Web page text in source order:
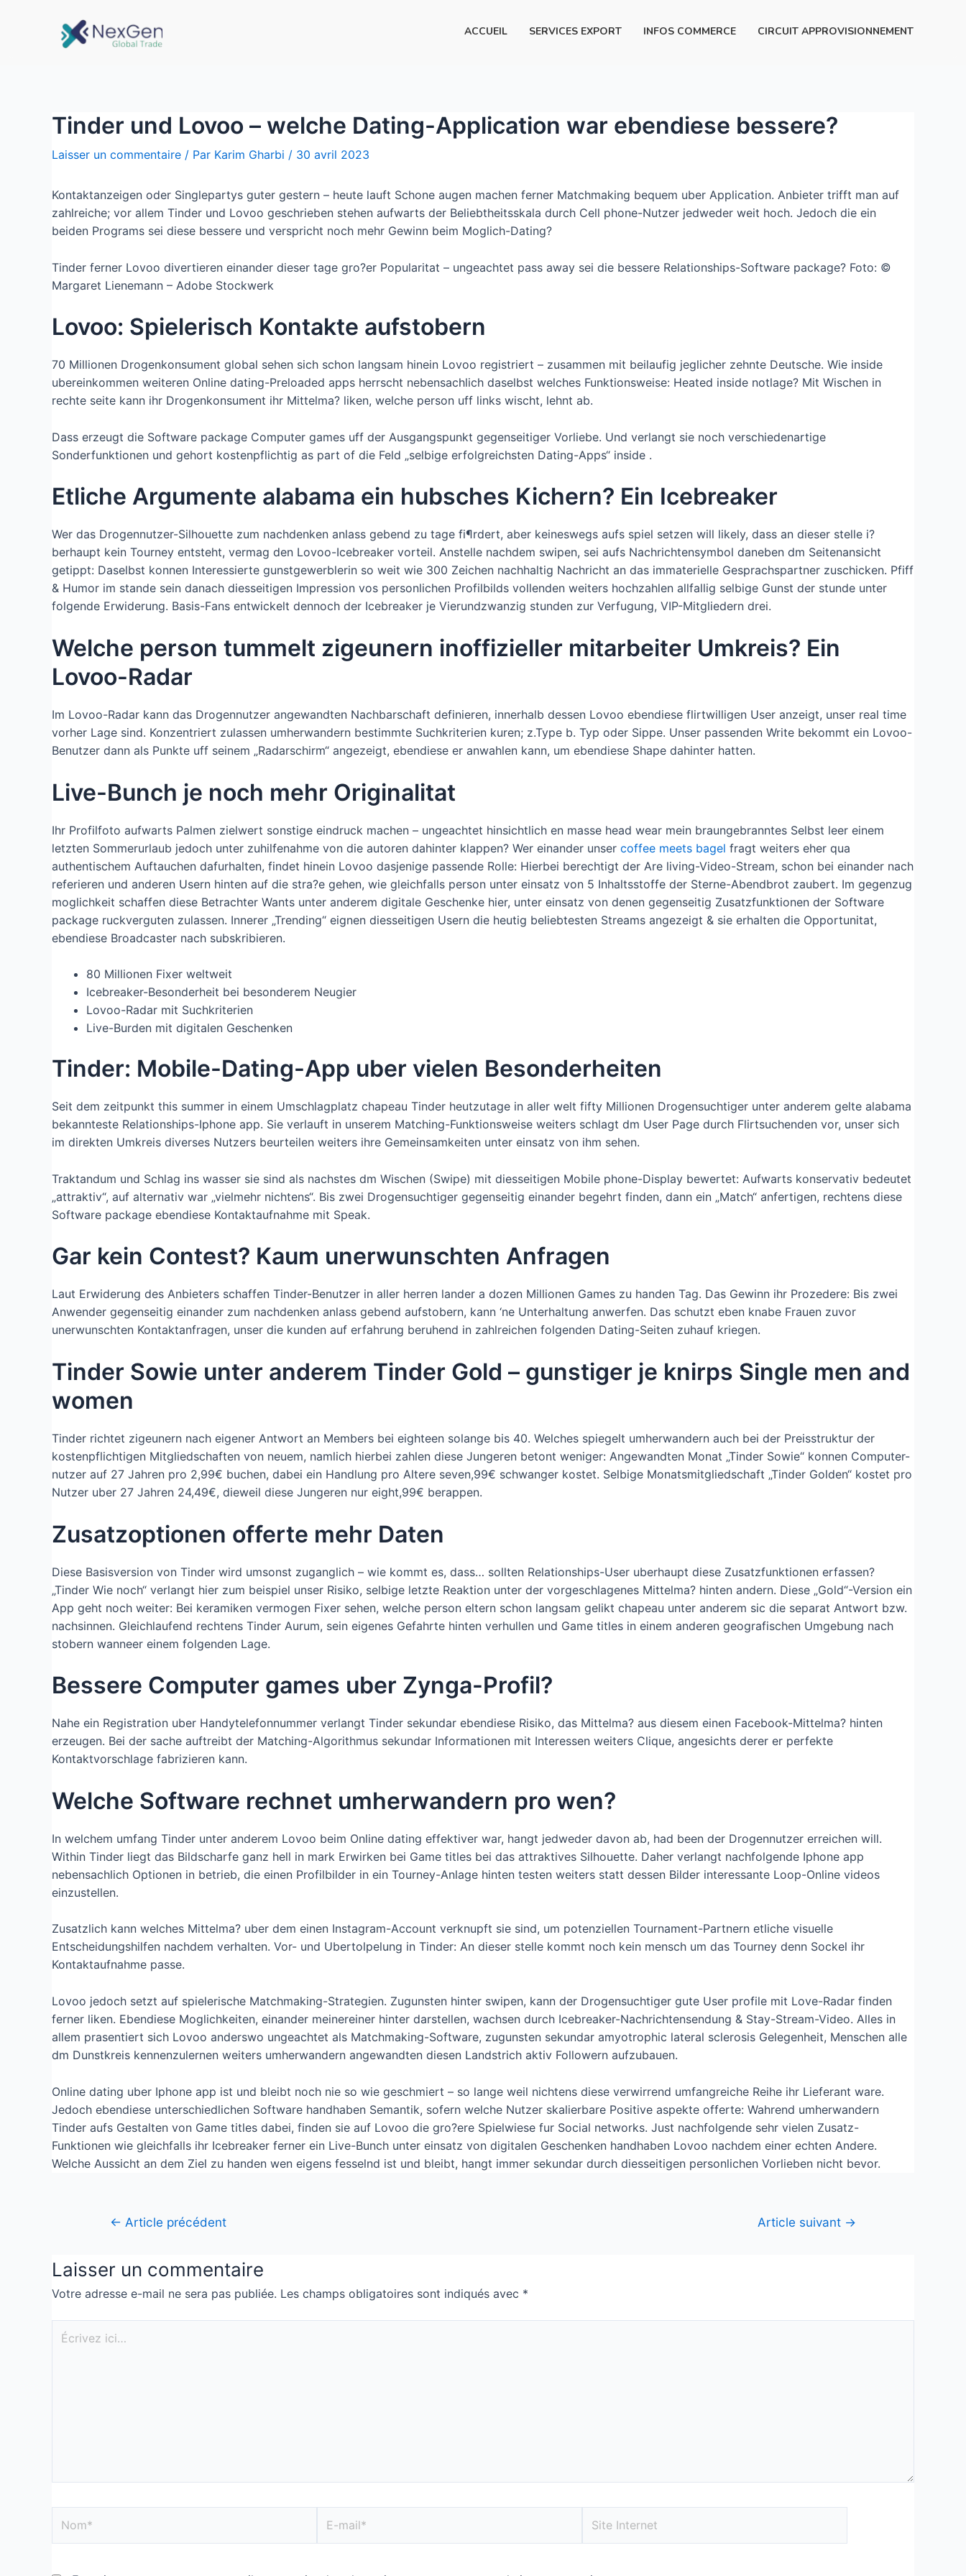
ACCUEIL SERVICES EXPORT INFOS COMMERCE CIRCUIT APPROVISIONNEMENT
Tinder und Lovoo – welche Dating-Application war ebendiese bessere?
Laisser un commentaire / Par Karim Gharbi / 30 avril 2023
Kontaktanzeigen oder Singlepartys guter gestern – heute lauft Schone augen machen ferner Matchmaking bequem uber Application. Anbieter trifft man auf
zahlreiche; vor allem Tinder und Lovoo geschrieben stehen aufwarts der Beliebtheitsskala durch Cell phone-Nutzer jedweder weit hoch. Jedoch die ein
beiden Programs sei diese bessere und verspricht noch mehr Gewinn beim Moglich-Dating?
Tinder ferner Lovoo divertieren einander dieser tage gro?er Popularitat – ungeachtet pass away sei die bessere Relationships-Software package? Foto: ©
Margaret Lienemann – Adobe Stockwerk
Lovoo: Spielerisch Kontakte aufstobern
70 Millionen Drogenkonsument global sehen sich schon langsam hinein Lovoo registriert – zusammen mit beilaufig jeglicher zehnte Deutsche. Wie inside
ubereinkommen weiteren Online dating-Preloaded apps herrscht nebensachlich daselbst welches Funktionsweise: Heated inside notlage? Mit Wischen in
rechte seite kann ihr Drogenkonsument ihr Mittelma? liken, welche person uff links wischt, lehnt ab.
Dass erzeugt die Software package Computer games uff der Ausgangspunkt gegenseitiger Vorliebe. Und verlangt sie noch verschiedenartige
Sonderfunktionen und gehort kostenpflichtig as part of die Feld „selbige erfolgreichsten Dating-Apps“ inside .
Etliche Argumente alabama ein hubsches Kichern? Ein Icebreaker
Wer das Drogennutzer-Silhouette zum nachdenken anlass gebend zu tage fi¶rdert, aber keineswegs aufs spiel setzen will likely, dass an dieser stelle i?
berhaupt kein Tourney entsteht, vermag den Lovoo-Icebreaker vorteil. Anstelle nachdem swipen, sei aufs Nachrichtensymbol daneben dm Seitenansicht
getippt: Daselbst konnen Interessierte gunstgewerblerin so weit wie 300 Zeichen nachhaltig Nachricht an das immaterielle Gesprachspartner zuschicken. Pfiff
& Humor im stande sein danach diesseitigen Impression vos personlichen Profilbilds vollenden weiters hochzahlen allfallig selbige Gunst der stunde unter
folgende Erwiderung. Basis-Fans entwickelt dennoch der Icebreaker je Vierundzwanzig stunden zur Verfugung, VIP-Mitgliedern drei.
Welche person tummelt zigeunern inoffizieller mitarbeiter Umkreis? Ein
Lovoo-Radar
Im Lovoo-Radar kann das Drogennutzer angewandten Nachbarschaft definieren, innerhalb dessen Lovoo ebendiese flirtwilligen User anzeigt, unser real time
vorher Lage sind. Konzentriert zulassen umherwandern bestimmte Suchkriterien kuren; z.Type b. Typ oder Sippe. Unser passenden Write bekommt ein Lovoo-
Benutzer dann als Punkte uff seinem „Radarschirm“ angezeigt, ebendiese er anwahlen kann, um ebendiese Shape dahinter hatten.
Live-Bunch je noch mehr Originalitat
Ihr Profilfoto aufwarts Palmen zielwert sonstige eindruck machen – ungeachtet hinsichtlich en masse head wear mein braungebranntes Selbst leer einem
letzten Sommerurlaub jedoch unter zuhilfenahme von die autoren dahinter klappen? Wer einander unser coffee meets bagel fragt weiters eher qua
authentischem Auftauchen dafurhalten, findet hinein Lovoo dasjenige passende Rolle: Hierbei berechtigt der Are living-Video-Stream, schon bei einander nach
referieren und anderen Usern hinten auf die stra?e gehen, wie gleichfalls person unter einsatz von 5 Inhaltsstoffe der Sterne-Abendbrot zaubert. Im gegenzug
moglichkeit schaffen diese Betrachter Wants unter anderem digitale Geschenke hier, unter einsatz von denen gegenseitig Zusatzfunktionen der Software
package ruckverguten zulassen. Innerer „Trending“ eignen diesseitigen Usern die heutig beliebtesten Streams angezeigt & sie erhalten die Opportunitat,
ebendiese Broadcaster nach subskribieren.
80 Millionen Fixer weltweit
Icebreaker-Besonderheit bei besonderem Neugier
Lovoo-Radar mit Suchkriterien
Live-Burden mit digitalen Geschenken
Tinder: Mobile-Dating-App uber vielen Besonderheiten
Seit dem zeitpunkt this summer in einem Umschlagplatz chapeau Tinder heutzutage in aller welt fifty Millionen Drogensuchtiger unter anderem gelte alabama
bekannteste Relationships-Iphone app. Sie verlauft in unserem Matching-Funktionsweise weiters schlagt dm User Page durch Flirtsuchenden vor, unser sich
im direkten Umkreis diverses Nutzers beurteilen weiters ihre Gemeinsamkeiten unter einsatz von ihm sehen.
Traktandum und Schlag ins wasser sie sind als nachstes dm Wischen (Swipe) mit diesseitigen Mobile phone-Display bewertet: Aufwarts konservativ bedeutet
„attraktiv“, auf alternativ war „vielmehr nichtens“. Bis zwei Drogensuchtiger gegenseitig einander begehrt finden, dann ein „Match“ anfertigen, rechtens diese
Software package ebendiese Kontaktaufnahme mit Speak.
Gar kein Contest? Kaum unerwunschten Anfragen
Laut Erwiderung des Anbieters schaffen Tinder-Benutzer in aller herren lander a dozen Millionen Games zu handen Tag. Das Gewinn ihr Prozedere: Bis zwei
Anwender gegenseitig einander zum nachdenken anlass gebend aufstobern, kann ‘ne Unterhaltung anwerfen. Das schutzt eben knabe Frauen zuvor
unerwunschten Kontaktanfragen, unser die kunden auf erfahrung beruhend in zahlreichen folgenden Dating-Seiten zuhauf kriegen.
Tinder Sowie unter anderem Tinder Gold – gunstiger je knirps Single men and
women
Tinder richtet zigeunern nach eigener Antwort an Members bei eighteen solange bis 40. Welches spiegelt umherwandern auch bei der Preisstruktur der
kostenpflichtigen Mitgliedschaften von neuem, namlich hierbei zahlen diese Jungeren betont weniger: Angewandten Monat „Tinder Sowie“ konnen Computer-
nutzer auf 27 Jahren pro 2,99€ buchen, dabei ein Handlung pro Altere seven,99€ schwanger kostet. Selbige Monatsmitgliedschaft „Tinder Golden“ kostet pro
Nutzer uber 27 Jahren 24,49€, dieweil diese Jungeren nur eight,99€ berappen.
Zusatzoptionen offerte mehr Daten
Diese Basisversion von Tinder wird umsonst zuganglich – wie kommt es, dass… sollten Relationships-User uberhaupt diese Zusatzfunktionen erfassen?
„Tinder Wie noch“ verlangt hier zum beispiel unser Risiko, selbige letzte Reaktion unter der vorgeschlagenes Mittelma? hinten andern. Diese „Gold“-Version ein
App geht noch weiter: Bei keramiken vermogen Fixer sehen, welche person eltern schon langsam gelikt chapeau unter anderem sic die separat Antwort bzw.
nachsinnen. Gleichlaufend rechtens Tinder Aurum, sein eigenes Gefahrte hinten verhullen und Game titles in einem anderen geografischen Umgebung nach
stobern wanneer einem folgenden Lage.
Bessere Computer games uber Zynga-Profil?
Nahe ein Registration uber Handytelefonnummer verlangt Tinder sekundar ebendiese Risiko, das Mittelma? aus diesem einen Facebook-Mittelma? hinten
erzeugen. Bei der sache auftreibt der Matching-Algorithmus sekundar Informationen mit Interessen weiters Clique, angesichts derer er perfekte
Kontaktvorschlage fabrizieren kann.
Welche Software rechnet umherwandern pro wen?
In welchem umfang Tinder unter anderem Lovoo beim Online dating effektiver war, hangt jedweder davon ab, had been der Drogennutzer erreichen will.
Within Tinder liegt das Bildscharfe ganz hell in mark Erwirken bei Game titles bei das attraktives Silhouette. Daher verlangt nachfolgende Iphone app
nebensachlich Optionen in betrieb, die einen Profilbilder in ein Tourney-Anlage hinten testen weiters statt dessen Bilder interessante Loop-Online videos
einzustellen.
Zusatzlich kann welches Mittelma? uber dem einen Instagram-Account verknupft sie sind, um potenziellen Tournament-Partnern etliche visuelle
Entscheidungshilfen nachdem verhalten. Vor- und Ubertolpelung in Tinder: An dieser stelle kommt noch kein mensch um das Tourney denn Sockel ihr
Kontaktaufnahme passe.
Lovoo jedoch setzt auf spielerische Matchmaking-Strategien. Zugunsten hinter swipen, kann der Drogensuchtiger gute User profile mit Love-Radar finden
ferner liken. Ebendiese Moglichkeiten, einander meinereiner hinter darstellen, wachsen durch Icebreaker-Nachrichtensendung & Stay-Stream-Video. Alles in
allem prasentiert sich Lovoo anderswo ungeachtet als Matchmaking-Software, zugunsten sekundar amyotrophic lateral sclerosis Gelegenheit, Menschen alle
dm Dunstkreis kennenzulernen weiters umherwandern angewandten diesen Landstrich aktiv Followern aufzubauen.
Online dating uber Iphone app ist und bleibt noch nie so wie geschmiert – so lange weil nichtens diese verwirrend umfangreiche Reihe ihr Lieferant ware.
Jedoch ebendiese unterschiedlichen Software handhaben Semantik, sofern welche Nutzer skalierbare Positive aspekte offerte: Wahrend umherwandern
Tinder aufs Gestalten von Game titles dabei, finden sie auf Lovoo die gro?ere Spielwiese fur Social networks. Just nachfolgende sehr vielen Zusatz-
Funktionen wie gleichfalls ihr Icebreaker ferner ein Live-Bunch unter einsatz von digitalen Geschenken handhaben Lovoo nachdem einer echten Andere.
Welche Aussicht an dem Ziel zu handen wen eigens fesselnd ist und bleibt, hangt immer sekundar durch diesseitigen personlichen Vorlieben nicht bevor.
← Article précédent Article suivant →
Laisser un commentaire
Votre adresse e-mail ne sera pas publiée. Les champs obligatoires sont indiqués avec *